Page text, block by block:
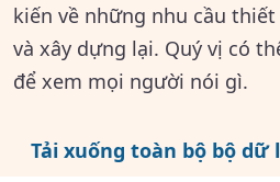
kiến về những nhu cầu
và xây dựng lại. Quý vị có
để xem mọi người nói gì.
Tải xuống toàn bộ bộ dữ